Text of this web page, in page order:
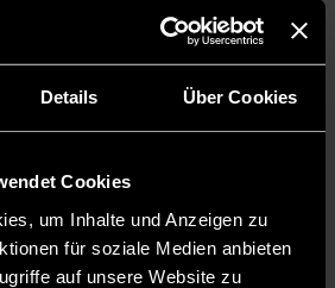
Details Über Cookies
Cookies
um Inhalte und Anzeigen zu
für soziale Medien anbieten
auf unsere Website zu
M.Sc.
Management